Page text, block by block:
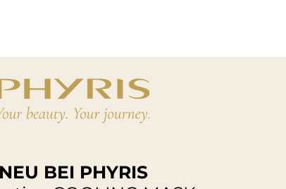
NEU BEI PHYRIS